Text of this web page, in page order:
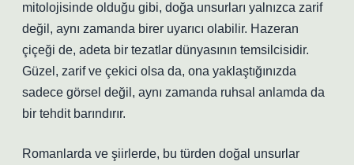
mitolojisinde olduğu gibi, doğa unsurları yalnızca zarif
değil, aynı zamanda birer uyarıcı olabilir. Hazeran
çiçeği de, adeta bir tezatlar dünyasının temsilcisidir.
Güzel, zarif ve çekici olsa da, ona yaklaştığınızda
sadece görsel değil, aynı zamanda ruhsal anlamda da
bir tehdit barındırır.
Romanlarda ve şiirlerde, bu türden doğal unsurlar